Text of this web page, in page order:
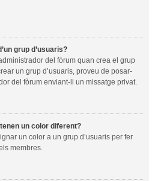
grup d’usuaris?
del fòrum quan crea el grup
un grup d’usuaris, proveu de posar-
del fòrum enviant-li un missatge privat.
un color diferent?
un color a un grup d’usuaris per fer
membres.